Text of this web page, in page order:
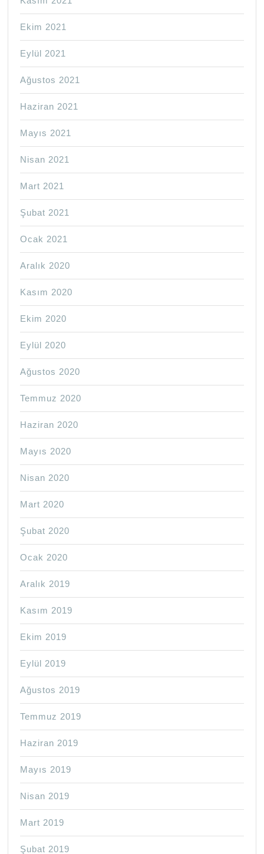
Ekim 2021
Eylül 2021
Ağustos 2021
Haziran 2021
Mayıs 2021
Nisan 2021
Mart 2021
Şubat 2021
Ocak 2021
Aralık 2020
Kasım 2020
Ekim 2020
Eylül 2020
Ağustos 2020
Temmuz 2020
Haziran 2020
Mayıs 2020
Nisan 2020
Mart 2020
Şubat 2020
Ocak 2020
Aralık 2019
Kasım 2019
Ekim 2019
Eylül 2019
Ağustos 2019
Temmuz 2019
Haziran 2019
Mayıs 2019
Nisan 2019
Mart 2019
Şubat 2019